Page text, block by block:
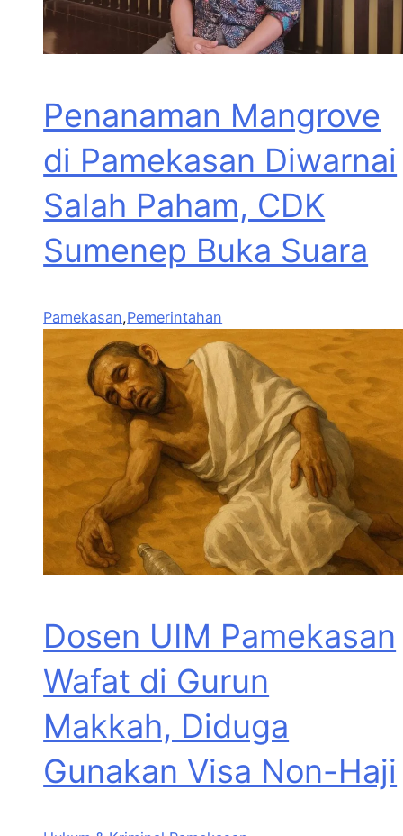
Penanaman Mangrove
di Pamekasan Diwarnai
Salah Paham, CDK
Sumenep Buka Suara
Pamekasan,Pemerintahan
Dosen UIM Pamekasan
Wafat di Gurun
Makkah, Diduga
Gunakan Visa Non-Haji